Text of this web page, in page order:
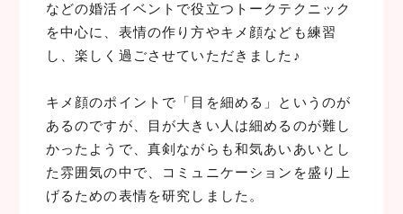
などの婚活イベントで役立つトークテクニック
を中心に、表情の作り方やキメ顔なども練習
し、楽しく過ごさせていただきました♪
キメ顔のポイントで「目を細める」というのが
あるのですが、目が大きい人は細めるのが難し
かったようで、真剣ながらも和気あいあいとし
た雰囲気の中で、コミュニケーションを盛り上
げるための表情を研究しました。